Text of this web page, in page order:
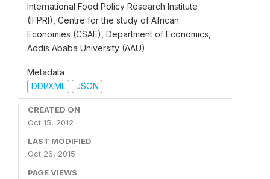
International Food Policy Research Institute
(IFPRI), Centre for the study of African
Economies (CSAE), Department of Economics,
Addis Ababa University (AAU)
Metadata
DDI/XML
JSON
CREATED ON
Oct 15, 2012
LAST MODIFIED
Oct 26, 2015
PAGE VIEWS